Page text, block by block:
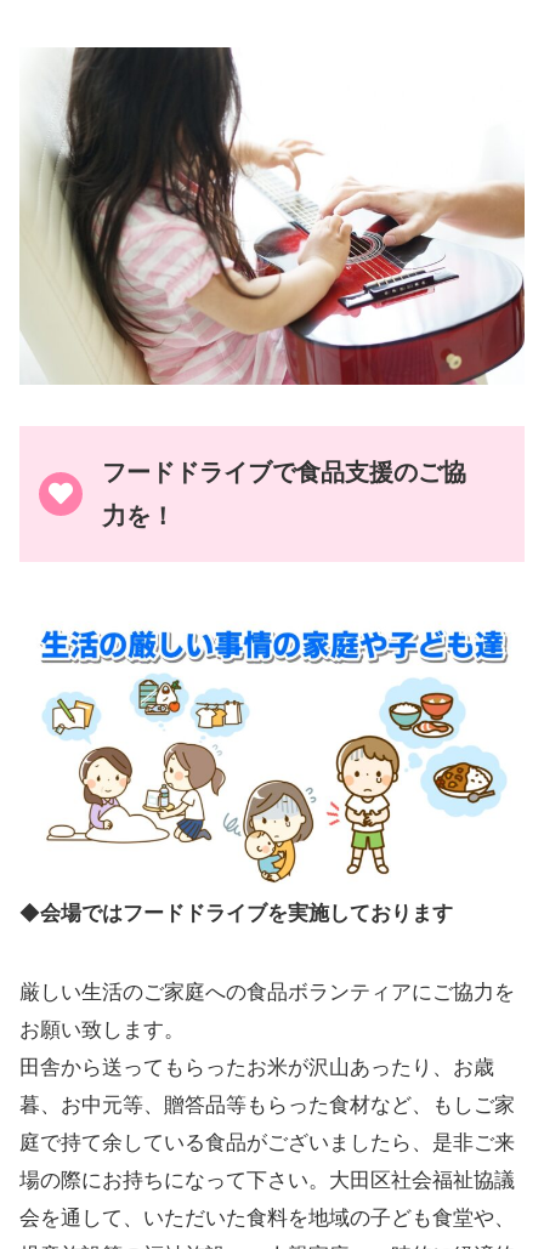
フードドライブで食品支援のご協
力を！
◆会場ではフードドライブを実施しております
厳しい生活のご家庭への食品ボランティアにご協力を
お願い致します。
田舎から送ってもらったお米が沢山あったり、お歳
暮、お中元等、贈答品等もらった食材など、もしご家
庭で持て余している食品がございましたら、是非ご来
場の際にお持ちになって下さい。大田区社会福祉協議
会を通して、いただいた食料を地域の子ども食堂や、